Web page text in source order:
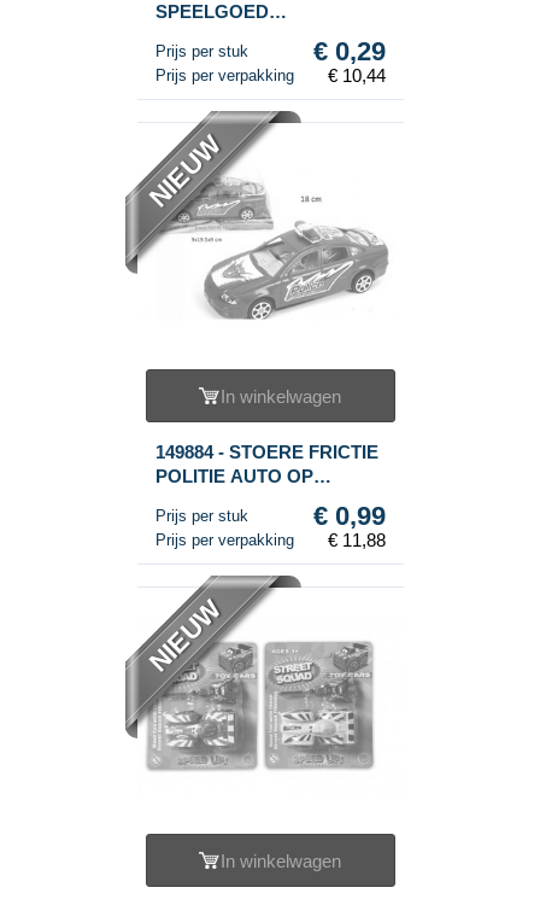
SPEELGOED
Prijs per stuk € 0,29
Prijs per verpakking € 10,44
NIEUW
In winkelwagen
149884 - STOERE FRICTIE
POLITIE AUTO OP
LANG (12st.)
Prijs per stuk € 0,99
Prijs per verpakking € 11,88
NIEUW
In winkelwagen